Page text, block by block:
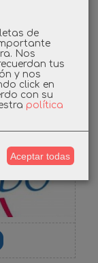
de
Nos
tus
y nos
click en
con su
política
Aceptar todas